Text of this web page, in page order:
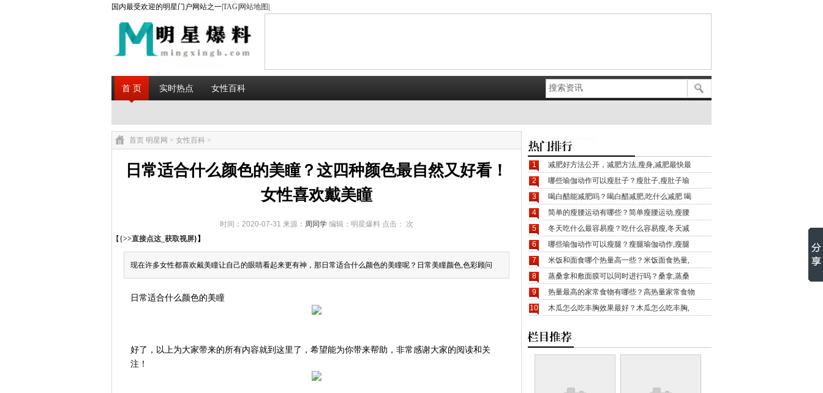
国内最受欢迎的明星门户网站之一|TAG 网站地图
首 页 实时热点 女性百科
首页 明星网 > 女性百科 >
日常适合什么颜色的美瞳？这四种颜色最自然又好看！
女性喜欢戴美瞳
时间：2020-07-31 来源： 周同学 编辑：明星爆料 点击：
次
【{>>直接点这_获取视屏}】
现在许多女性都喜欢戴美瞳让自己的眼睛看起来更有神，那日常适合什么颜色的美瞳呢？日常美瞳颜色,色彩顾问
日常适合什么颜色的美瞳
好了，以上为大家带来的所有内容就到这里了，希望能为你带来帮助，非常感谢大家的阅读和关
注！
1
减肥好方法公开，减肥方法,瘦身,减肥最快最
2
哪些瑜伽动作可以瘦肚子？瘦肚子,瘦肚子瑜
3
喝白醋能减肥吗？喝白醋减肥,吃什么减肥 喝
4
简单的瘦腰运动有哪些？简单瘦腰运动,瘦腰
5
冬天吃什么最容易瘦？吃什么容易瘦,冬天减
6
哪些瑜伽动作可以瘦腿？瘦腿瑜伽动作,瘦腿
7
米饭和面食哪个热量高一些？米饭面食热量,
8
蒸桑拿和敷面膜可以同时进行吗？桑拿,蒸桑
9
热量最高的家常食物有哪些？高热量家常食物
10
木瓜怎么吃丰胸效果最好？木瓜怎么吃丰胸,